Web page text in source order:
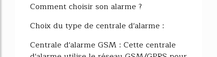
Comment choisir son alarme ?
Choix du type de centrale d'alarme :
Centrale d'alarme GSM : Cette centrale